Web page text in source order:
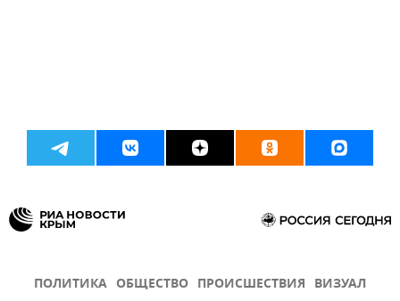
ПОЛИТИКА ОБЩЕСТВО ПРОИСШЕСТВИЯ ВИЗУАЛ